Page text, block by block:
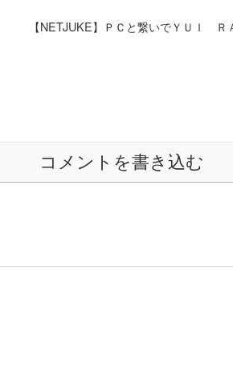
【NETJUKE】ＰＣと繋いでＹＵＩ Ｒ
コメントを書き込む